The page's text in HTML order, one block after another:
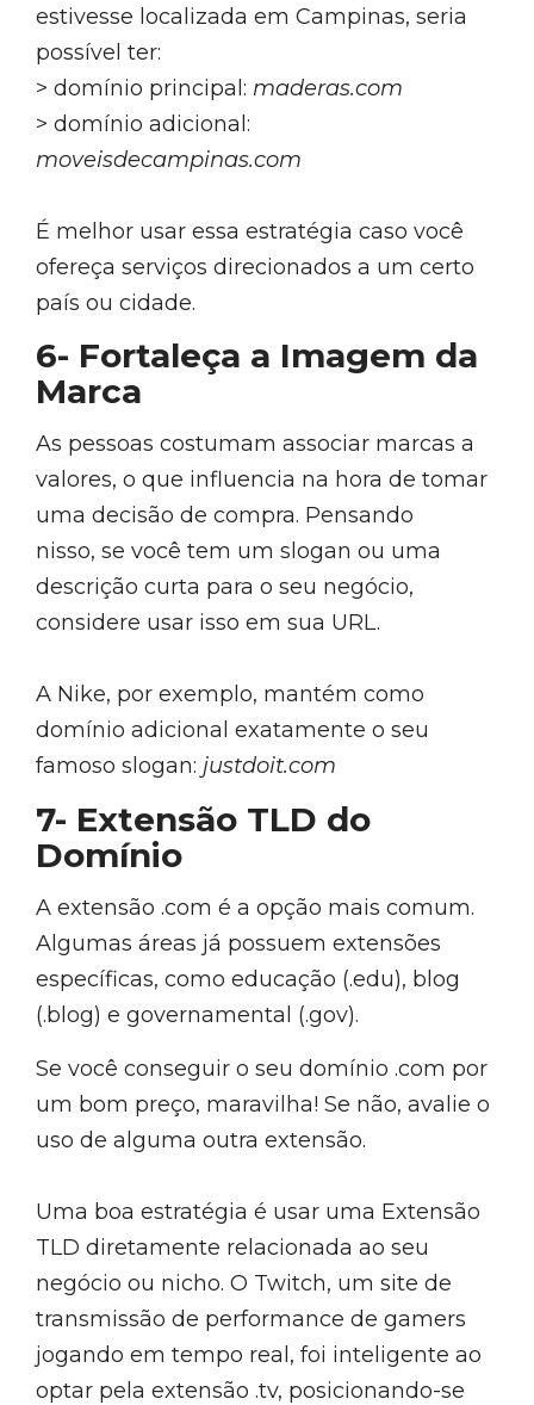
estivesse localizada em Campinas, seria
possível ter:
> domínio principal: maderas.com
> domínio adicional:
moveisdecampinas.com
É melhor usar essa estratégia caso você
ofereça serviços direcionados a um certo
país ou cidade.
6- Fortaleça a Imagem da
Marca
As pessoas costumam associar marcas a
valores, o que influencia na hora de tomar
uma decisão de compra. Pensando
nisso, se você tem um slogan ou uma
descrição curta para o seu negócio,
considere usar isso em sua URL.
A Nike, por exemplo, mantém como
domínio adicional exatamente o seu
famoso slogan: justdoit.com
7- Extensão TLD do
Domínio
A extensão .com é a opção mais comum.
Algumas áreas já possuem extensões
específicas, como educação (.edu), blog
(.blog) e governamental (.gov).
Se você conseguir o seu domínio .com por
um bom preço, maravilha! Se não, avalie o
uso de alguma outra extensão.
Uma boa estratégia é usar uma Extensão
TLD diretamente relacionada ao seu
negócio ou nicho. O Twitch, um site de
transmissão de performance de gamers
jogando em tempo real, foi inteligente ao
optar pela extensão .tv, posicionando-se